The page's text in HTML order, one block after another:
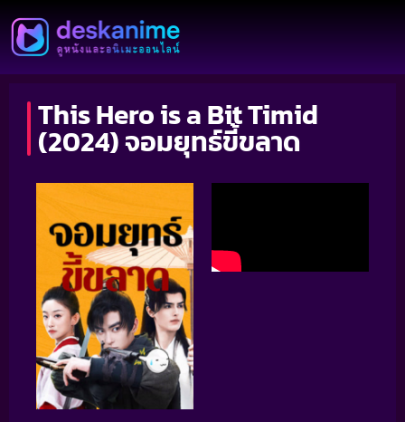
This Hero is a Bit Timid
(2024) จอมยุทธ์ขี้ขลาด